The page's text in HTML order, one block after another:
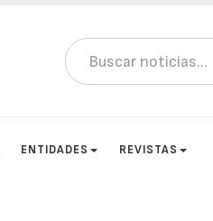
ENTIDADES REVISTAS